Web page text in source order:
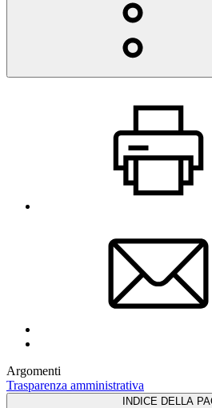
Argomenti
Trasparenza amministrativa
INDICE DELLA